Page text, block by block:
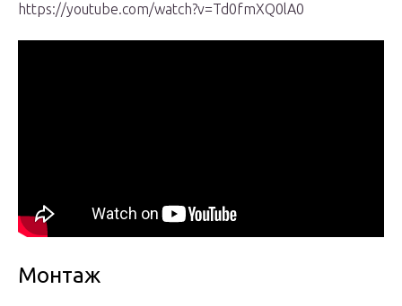
https://youtube.com/watch?v=Td0fmXQ0lA0
Монтаж